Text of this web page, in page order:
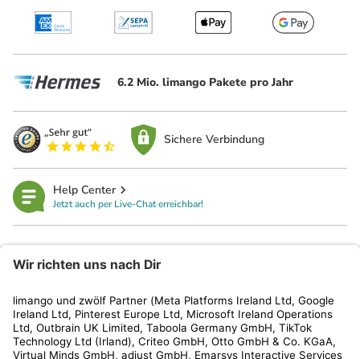
6.2 Mio. limango Pakete pro Jahr
Sichere Verbindung
Help Center
Jetzt auch per Live-Chat erreichbar!
Kundenservice